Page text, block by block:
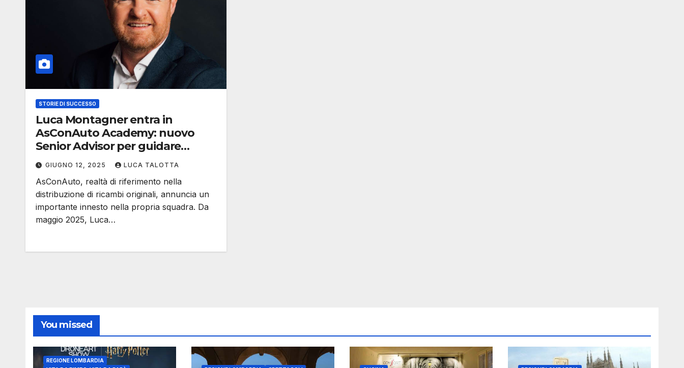
STORIE DI SUCCESSO
Luca Montagner entra in
AsConAuto Academy: nuovo
Senior Advisor per guidare
l’innovazione nel post vendita
GIUGNO 12, 2025 LUCA TALOTTA
AsConAuto, realtà di riferimento nella
distribuzione di ricambi originali, annuncia un
importante innesto nella propria squadra. Da
maggio 2025, Luca…
You missed
REGIONE LOMBARDIA